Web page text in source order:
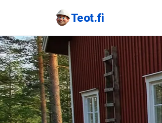
Teot.fi